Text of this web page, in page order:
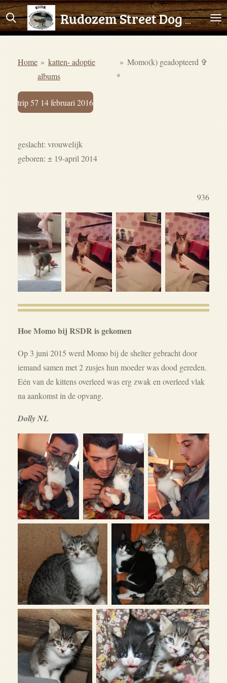
Ga
direct
hoofdinhoud
Rudozem Street Dog Rescue
Home » katten- adoptie
albums
» Momo(k) geadopteerd ✞
*
trip 57 14 februari 2016
geslacht: vrouwelijk
geboren: ± 19-april 2014
936
Hoe Momo bij RSDR is gekomen
Op 3 juni 2015 werd Momo bij de shelter gebracht door
iemand samen met 2 zusjes hun moeder was dood gereden.
Eén van de kittens overleed was erg zwak en overleed vlak
na aankomst in de opvang.
Dolly NL